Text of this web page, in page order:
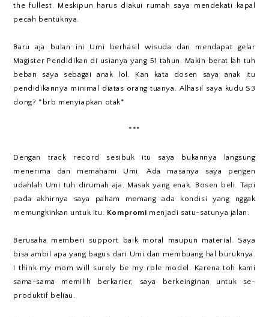
the fullest. Meskipun harus diakui rumah saya mendekati kapal
pecah bentuknya.
Baru aja bulan ini Umi berhasil wisuda dan mendapat gelar
Magister Pendidikan di usianya yang 51 tahun. Makin berat lah tuh
beban saya sebagai anak lol. Kan kata dosen saya anak itu
pendidikannya minimal diatas orang tuanya. Alhasil saya kudu S3
dong? *brb menyiapkan otak*
***
Dengan track record sesibuk itu saya bukannya langsung
menerima dan memahami Umi. Ada masanya saya pengen
udahlah Umi tuh dirumah aja. Masak yang enak. Bosen beli. Tapi
pada akhirnya saya paham memang ada kondisi yang nggak
memungkinkan untuk itu. Kompromi menjadi satu-satunya jalan.
Berusaha memberi support baik moral maupun material. Saya
bisa ambil apa yang bagus dari Umi dan membuang hal buruknya.
I think my mom will surely be my role model. Karena toh kami
sama-sama memilih berkarier, saya berkeinginan untuk se-
produktif beliau.